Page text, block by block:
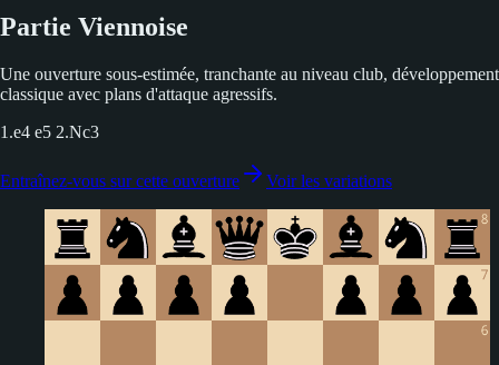
Partie Viennoise
Une ouverture sous-estimée, tranchante au niveau club, développement
classique avec plans d'attaque agressifs.
1.e4 e5 2.Nc3
Entraînez-vous sur cette ouverture Voir les variations